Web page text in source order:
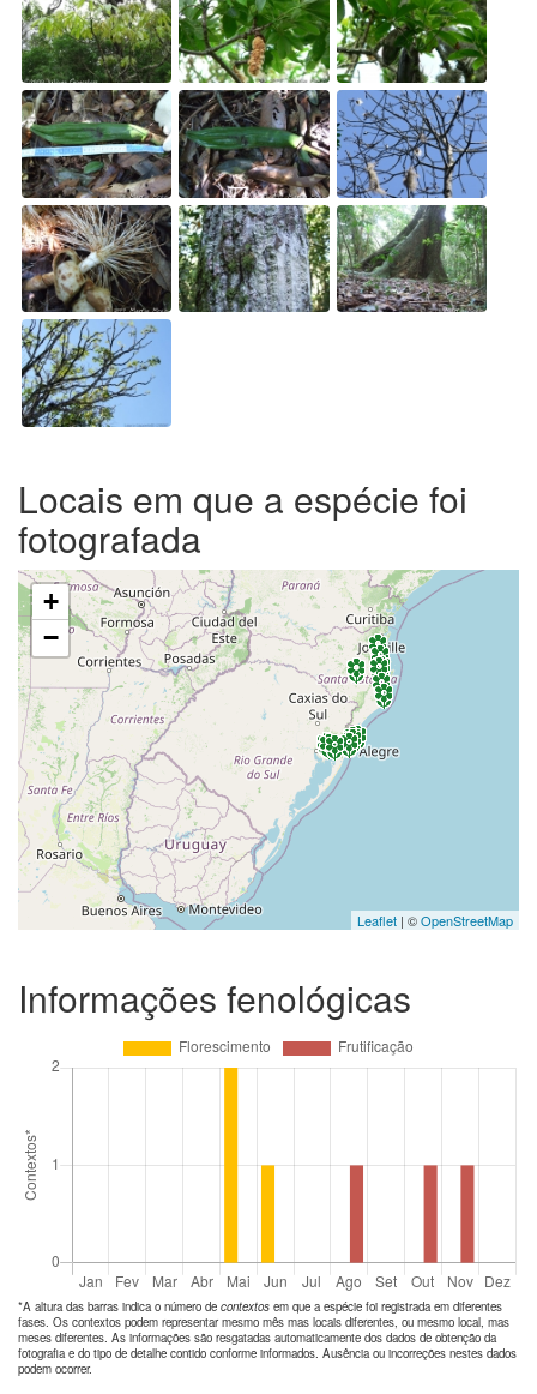
Locais em que a espécie foi
fotografada
+
−
Leaflet | ©OpenStreetMap
Informações fenológicas
*A altura das barras indica o número de contextos em que a espécie foi registrada em diferentes
fases. Os contextos podem representar mesmo mês mas locais diferentes, ou mesmo local, mas
meses diferentes. As informações são resgatadas automaticamente dos dados de obtenção da
fotografia e do tipo de detalhe contido conforme informados. Ausência ou incorreções nestes dados
podem ocorrer.